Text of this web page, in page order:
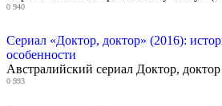
0 940
Сериал «Доктор, доктор» (2016):
особенности
Австралийский сериал Доктор,
0 993